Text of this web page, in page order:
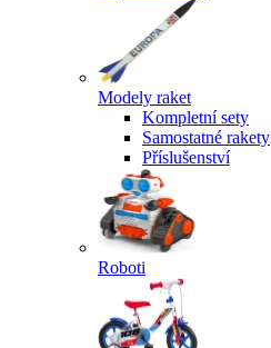
Modely raket
Kompletní sety
Samostatné rakety
Příslušenství
Roboti